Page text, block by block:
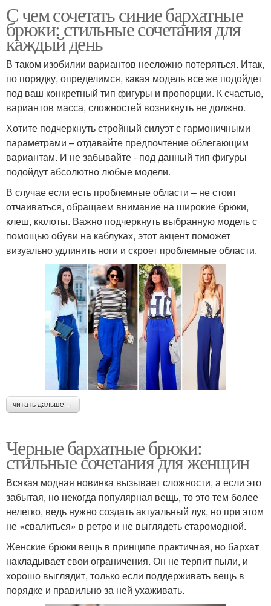
С чем сочетать синие бархатные
брюки: стильные сочетания для
каждый день
В таком изобилии вариантов несложно потеряться. Итак,
по порядку, определимся, какая модель все же подойдет
под ваш конкретный тип фигуры и пропорции. К счастью,
вариантов масса, сложностей возникнуть не должно.
Хотите подчеркнуть стройный силуэт с гармоничными
параметрами – отдавайте предпочтение облегающим
вариантам. И не забывайте - под данный тип фигуры
подойдут абсолютно любые модели.
В случае если есть проблемные области – не стоит
отчаиваться, обращаем внимание на широкие брюки,
клеш, кюлоты. Важно подчеркнуть выбранную модель с
помощью обуви на каблуках, этот акцент поможет
визуально удлинить ноги и скроет проблемные области.
читать дальше →
Черные бархатные брюки:
стильные сочетания для женщин
Всякая модная новинка вызывает сложности, а если это
забытая, но некогда популярная вещь, то это тем более
нелегко, ведь нужно создать актуальный лук, но при этом
не «свалиться» в ретро и не выглядеть старомодной.
Женские брюки вещь в принципе практичная, но бархат
накладывает свои ограничения. Он не терпит пыли, и
хорошо выглядит, только если поддерживать вещь в
порядке и правильно за ней ухаживать.